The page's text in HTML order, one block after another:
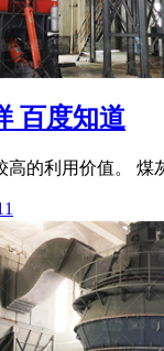
百度知道
高的利用价值。